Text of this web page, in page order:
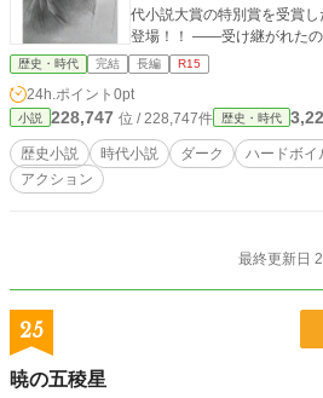
代小説大賞の特別賞を受賞
登場！！ ――受け継がれたのは、愛か憎しみか―― ※小説家
になろう・カクヨムにも掲載中。 ※この物語はフィク
です。実在の人物・団体・地
この物語は、「本朝徳河水滸
作品企画の作品群です。舞台
解釈の江戸時代ですので、史
すので、どうぞご注意くださ
歴史・時代 完結 長編 R15
24h.ポイント 0pt
小説 228,747 位 / 228,747件 歴史・時代
歴史小説 時代小説 ダーク ハードボイ
アクション
最終更新日
25
暁の五稜星